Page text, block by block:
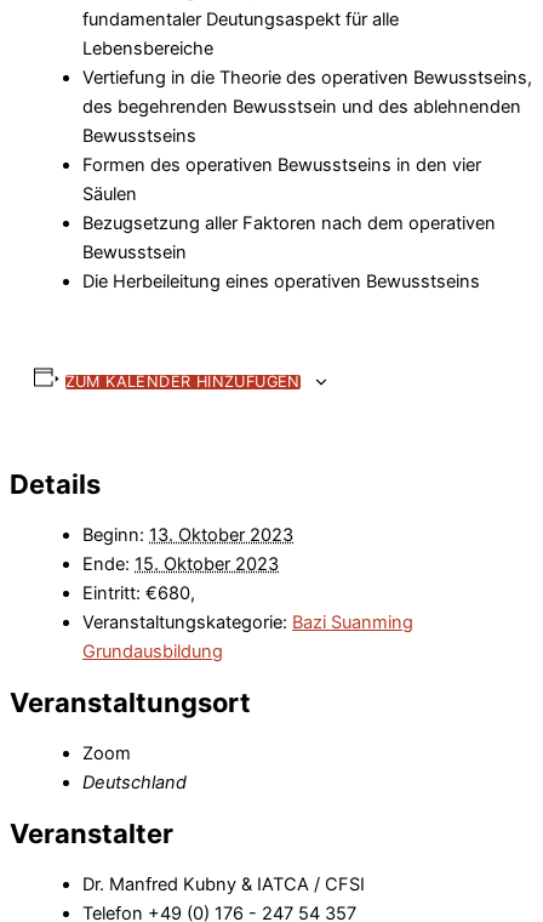
fundamentaler Deutungsaspekt für alle
Lebensbereiche
Vertiefung in die Theorie des operativen Bewusstseins,
des begehrenden Bewusstsein und des ablehnenden
Bewusstseins
Formen des operativen Bewusstseins in den vier
Säulen
Bezugsetzung aller Faktoren nach dem operativen
Bewusstsein
Die Herbeileitung eines operativen Bewusstseins
ZUM KALENDER HINZUFÜGEN
Details
Beginn: 13. Oktober 2023
Ende: 15. Oktober 2023
Eintritt: €680,
Veranstaltungskategorie: Bazi Suanming
Grundausbildung
Veranstaltungsort
Zoom
Deutschland
Veranstalter
Dr. Manfred Kubny & IATCA / CFSI
Telefon +49 (0) 176 - 247 54 357